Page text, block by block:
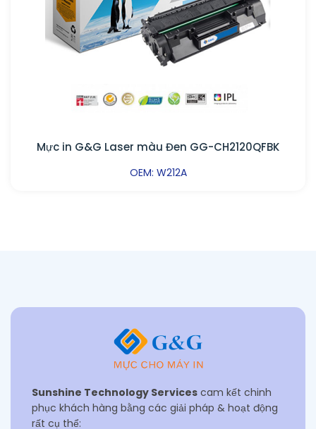
Mực in G&G Laser màu Đen GG-CH2120QFBK
OEM: W212A
Sunshine Technology Services cam kết chinh
phục khách hàng bằng các giải pháp & hoạt động
rất cụ thể: